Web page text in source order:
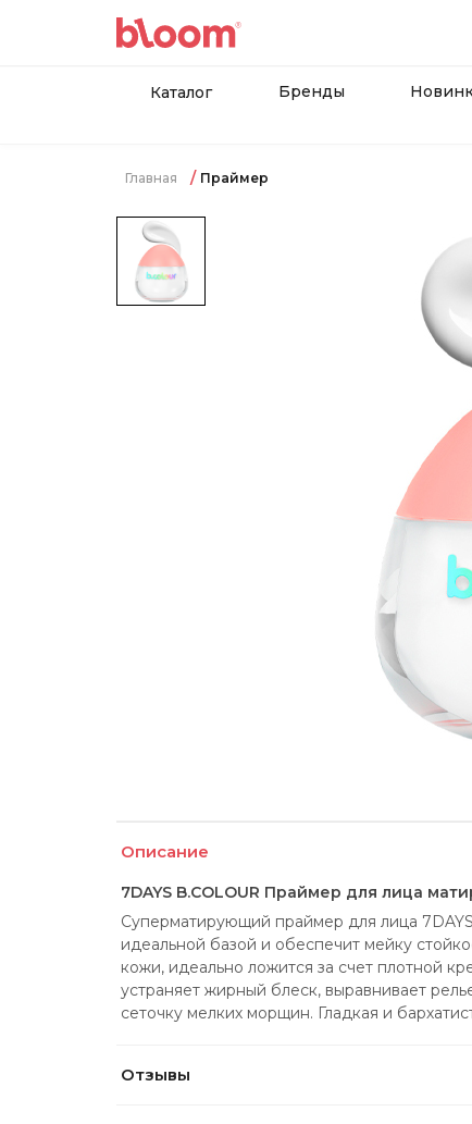
Каталог Бренды
Главная Праймер
Описание
7DAYS B.COLOUR Праймер для лица
Суперматирующий праймер для лица
идеальной базой и обеспечит мейку
кожи, идеально ложится за счет плотной
устраняет жирный блеск, выравнивает
сеточку мелких морщин. Гладкая и
Отзывы